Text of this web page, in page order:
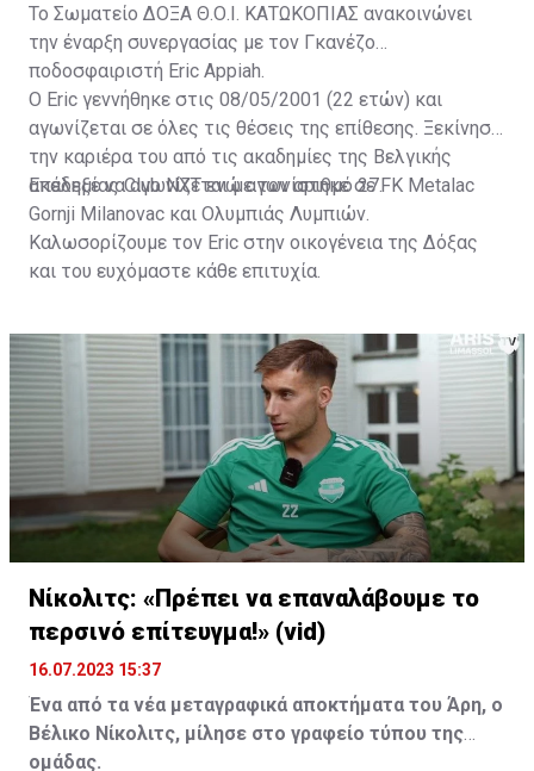
Το Σωματείο ΔΟΞΑ Θ.Ο.Ι. ΚΑΤΩΚΟΠΙΑΣ ανακοινώνει
την έναρξη συνεργασίας με τον Γκανέζο
ποδοσφαιριστή Eric Appiah.
Ο Eric γεννήθηκε στις 08/05/2001 (22 ετών) και
αγωνίζεται σε όλες τις θέσεις της επίθεσης. Ξεκίνησε
την καριέρα του από τις ακαδημίες της Βελγικής
ακαδημίας Club NXT ενώ αγωνίστηκε σε FK Metalac
Gornji Milanovac και Ολυμπιάς Λυμπιών.
Επέλεξε να αγωνίζεται με τον αριθμό 27.
Καλωσορίζουμε τον Eric στην οικογένεια της Δόξας
και του ευχόμαστε κάθε επιτυχία.
Νίκολιτς: «Πρέπει να επαναλάβουμε το
περσινό επίτευγμα!» (vid)
16.07.2023 15:37
Ένα από τα νέα μεταγραφικά αποκτήματα του Άρη, ο
Βέλικο Νίκολιτς, μίλησε στο γραφείο τύπου της
ομάδας.